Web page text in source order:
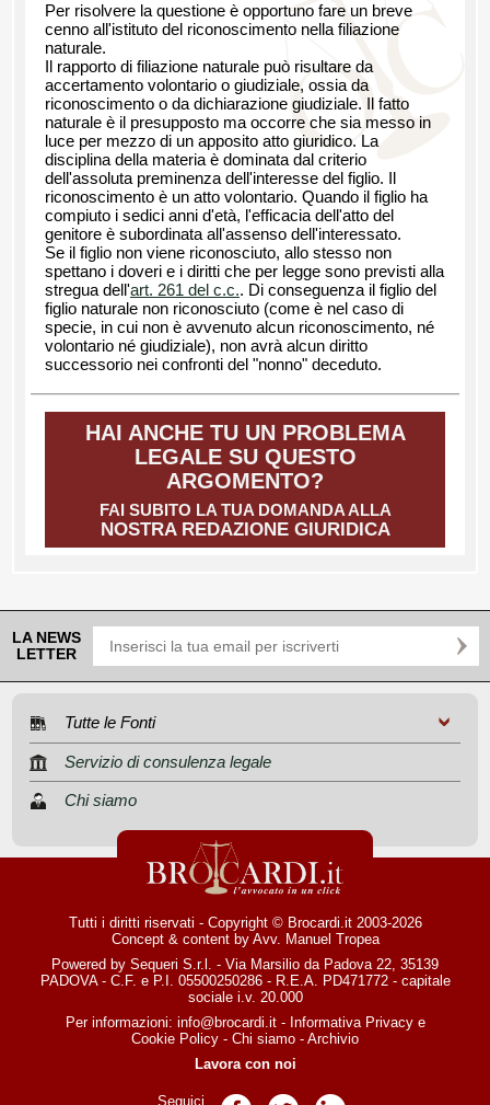
Per risolvere la questione è opportuno fare un breve
cenno all'istituto del riconoscimento nella filiazione
naturale.
Il rapporto di filiazione naturale può risultare da
accertamento volontario o giudiziale, ossia da
riconoscimento o da dichiarazione giudiziale. Il fatto
naturale è il presupposto ma occorre che sia messo in
luce per mezzo di un apposito atto giuridico. La
disciplina della materia è dominata dal criterio
dell'assoluta preminenza dell'interesse del figlio. Il
riconoscimento è un atto volontario. Quando il figlio ha
compiuto i sedici anni d'età, l'efficacia dell'atto del
genitore è subordinata all'assenso dell'interessato.
Se il figlio non viene riconosciuto, allo stesso non
spettano i doveri e i diritti che per legge sono previsti alla
stregua dell'art. 261 del c.c.. Di conseguenza il figlio del
figlio naturale non riconosciuto (come è nel caso di
specie, in cui non è avvenuto alcun riconoscimento, né
volontario né giudiziale), non avrà alcun diritto
successorio nei confronti del "nonno" deceduto.
HAI ANCHE TU UN PROBLEMA
LEGALE SU QUESTO
ARGOMENTO?
FAI SUBITO LA TUA DOMANDA ALLA
NOSTRA REDAZIONE GIURIDICA
LA NEWS
LETTER
Tutte le Fonti
Servizio di consulenza legale
Chi siamo
Tutti i diritti riservati - Copyright © Brocardi.it 2003-2026
Concept & content by Avv. Manuel Tropea
Powered by Sequeri S.r.l. - Via Marsilio da Padova 22, 35139
PADOVA - C.F. e P.I. 05500250286 - R.E.A. PD471772 - capitale
sociale i.v. 20.000
Per informazioni: info@brocardi.it- Informativa Privacye
Cookie Policy - Chi siamo - Archivio
Lavora con noi
Seguici